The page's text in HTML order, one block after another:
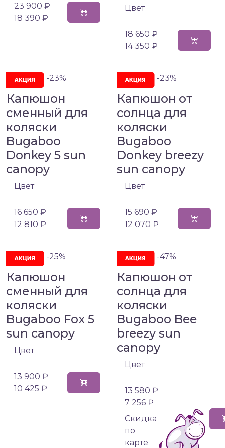
23 900 ₽
18 390 ₽
Цвет
18 650 ₽
14 350 ₽
-23%
Капюшон
сменный для
коляски
Bugaboo
Donkey 5 sun
canopy
Цвет
16 650 ₽
12 810 ₽
-23%
Капюшон от
солнца для
коляски
Bugaboo
Donkey breezy
sun canopy
Цвет
15 690 ₽
12 070 ₽
-25%
Капюшон
сменный для
коляски
Bugaboo Fox 5
sun canopy
Цвет
13 900 ₽
10 425 ₽
-47%
Капюшон от
солнца для
коляски
Bugaboo Bee
breezy sun
canopy
Цвет
13 580 ₽
7 256 ₽
Cкидка
по
карте